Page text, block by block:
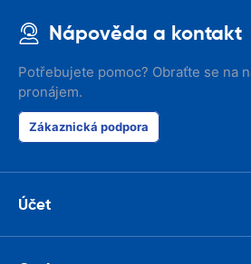
Nápověda a kontakt
Potřebujete pomoc? Obraťte se na
pronájem.
Zákaznická podpora
Účet